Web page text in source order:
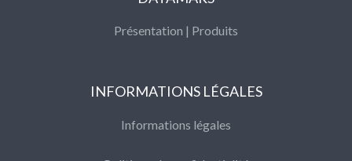
Présentation | Produits
INFORMATIONS LÉGALES
Informations légales